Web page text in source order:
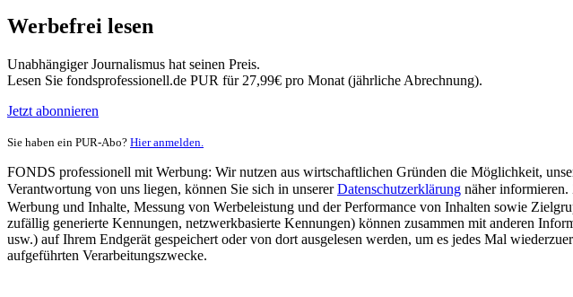
Werbefrei lesen
Unabhängiger Journalismus hat seinen Preis.
Lesen Sie fondsprofessionell.de PUR für 27,99€ pro Monat (jährliche Abrechnung).
Jetzt abonnieren
Sie haben ein PUR-Abo? Hier anmelden.
FONDS professionell mit Werbung: Wir nutzen aus wirtschaftlichen Gründen die Möglichkeit,
Verantwortung von uns liegen, können Sie sich in unsererDatenschutzerklärung näher informieren.
Werbung und Inhalte, Messung von Werbeleistung und der Performance von Inhalten sowie
zufällig generierte Kennungen, netzwerkbasierte Kennungen) können zusammen mit anderen
usw.) auf Ihrem Endgerät gespeichert oder von dort ausgelesen werden, um es jedes Mal
aufgeführten Verarbeitungszwecke.